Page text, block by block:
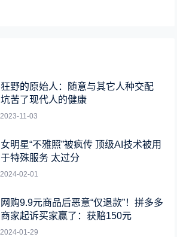
狂野的原始人：随意与其它人种交配
坑苦了现代人的健康
2023-11-03
女明星“不雅照”被疯传 顶级AI技术被用
于特殊服务 太过分
2024-02-01
网购9.9元商品后恶意“仅退款”！拼多多
商家起诉买家赢了：获赔150元
2024-01-29